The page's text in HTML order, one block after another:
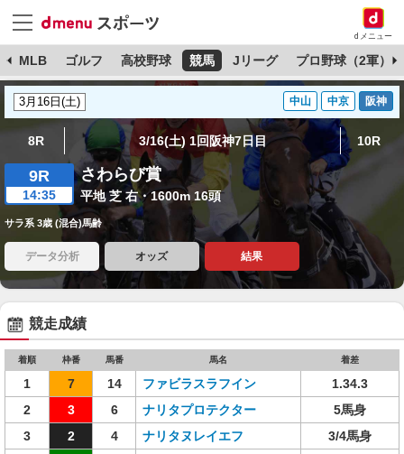
dメニュー
MLB ゴルフ 高校野球 競馬 Jリーグ プロ野球（2軍）
中山 中京 阪神
8R 3/16(土) 1回阪神7日目 10R
9R
14:35
さわらび賞
平地 芝 右・1600m 16頭
サラ系 3歳 (混合)馬齢
データ分析 オッズ 結果
競走成績
着順 枠番 馬番 馬名 着差
1 7 14 ファビラスラフイン
1.34.3
2
3 6 ナリタプロテクター
5馬身
3
2 4 ナリタヌレイエフ
3/4馬身